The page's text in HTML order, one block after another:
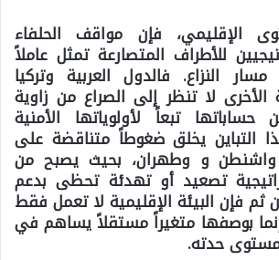
الإقليمي، فإن مواقف الحلفاء
للأطراف المتصارعة تمثل عاملاً
النزاع. فالدول العربية وتركيا
الأخرى لا تنظر إلى الصراع من زاوية
حساباتها تبعاً لأولوياتها الأمنية
التباين يخلق ضغوطاً متناقضة على
واشنطن و وطهران، بحيث يصبح من
تصعيد أو تهدئة تحظى بدعم
فإن البيئة الإقليمية لا تعمل فقط
بوصفها متغيراً مستقلاً يساهم في
حدته.